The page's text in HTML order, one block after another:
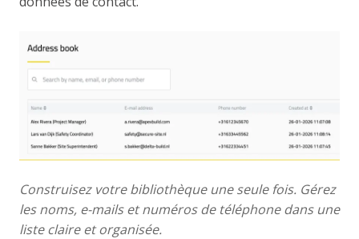
Construisez votre bibliothèque une seule fois. Gérez
les noms, e-mails et numéros de téléphone dans une
liste claire et organisée.